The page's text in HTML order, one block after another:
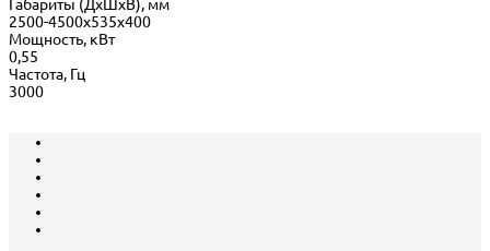
Габариты (ДхШхВ), мм
2500-4500х535х400
Мощность, кВт
0,55
Частота, Гц
3000